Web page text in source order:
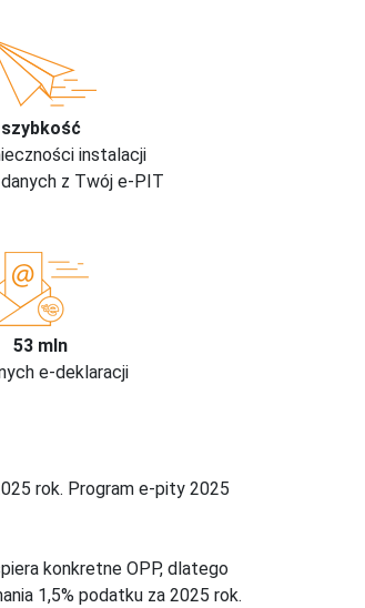
szybkość
instalacji
z Twój e-PIT
53 mln
e-deklaracji
rok. Program e-pity 2025
konkretne OPP, dlatego
1,5% podatku za 2025 rok.